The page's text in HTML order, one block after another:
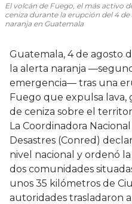
El volcán de Fuego, el más activo
ceniza durante la erupción del 4
naranja en Guatemala
Guatemala, 4 de agosto
la alerta naranja
emergencia— tras una
Fuego que expulsa lava,
de ceniza sobre el
La Coordinadora
Desastres (Conred)
nivel nacional y ordenó
dos comunidades
unos 35 kilómetros de
autoridades trasladaron